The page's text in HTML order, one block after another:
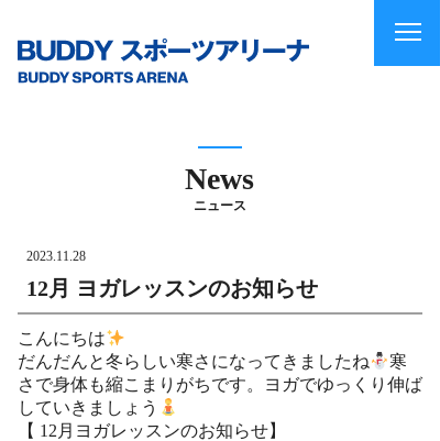
News
ニュース
2023.11.28
12月 ヨガレッスンのお知らせ
こんにちは
だんだんと冬らしい寒さになってきましたね
寒
さで身体も縮こまりがちです。ヨガでゆっくり伸ば
していきましょう
【 12月ヨガレッスンのお知らせ】